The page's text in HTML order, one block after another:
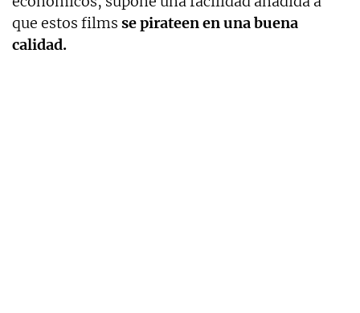
que estos films se pirateen en una buena
calidad.